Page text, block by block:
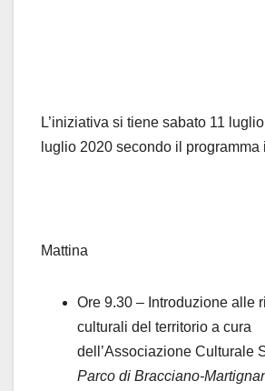
L’iniziativa si tiene sabato 11
luglio 2020 secondo il programma
Mattina
Ore 9.30 – Introduzione alle
culturali del territorio a cura
dell’Associazione Culturale
Parco di Bracciano-